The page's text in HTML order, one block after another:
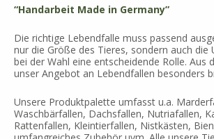
“Handarbeit Made in Germany”
Die richtige Lebendfalle muss passend
nur die Größe des Tieres, sondern auch die
bei der Wahl eine entscheidende Rolle. Aus
unser Angebot an Lebendfallen besonders
Unsere Produktpalette umfasst u.a.
Waschbärfallen, Dachsfallen, Nutriafallen,
Rattenfallen, Kleintierfallen, Nistkästen,